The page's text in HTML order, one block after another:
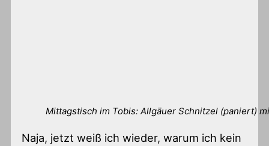
Mittagstisch im Tobis: Allgäuer Schnitzel (paniert)
Naja, jetzt weiß ich wieder, warum ich kein